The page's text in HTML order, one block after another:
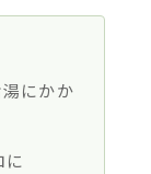
にかか